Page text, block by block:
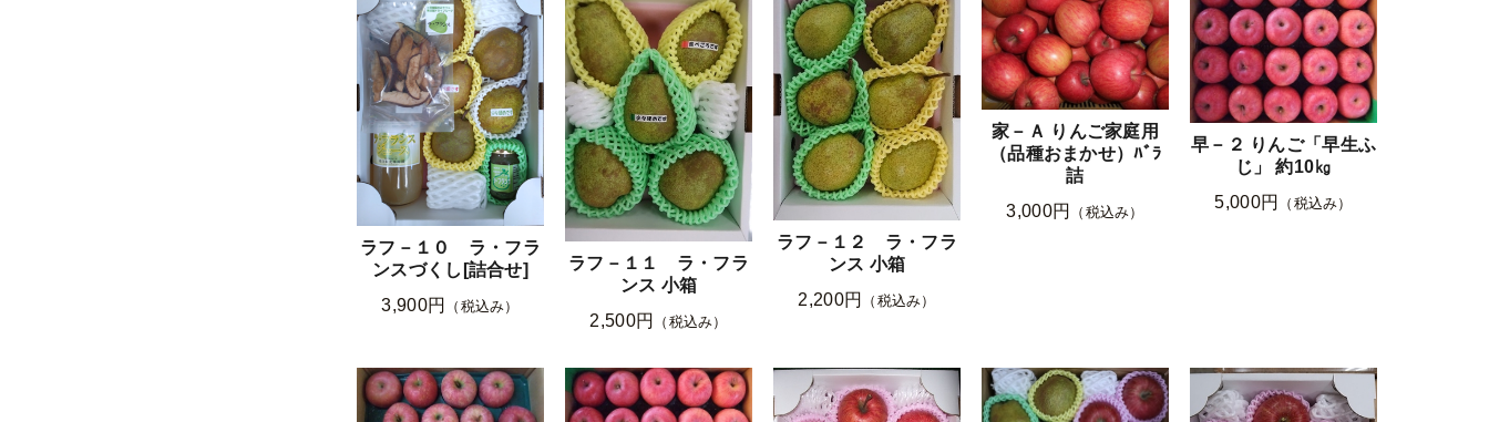
ラフ－１０ ラ・フラ
ンスづくし[詰合せ]
3,900円
（税込み）
ラフ－１１ ラ・フラ
ンス 小箱
2,500円
（税込み）
ラフ－１２ ラ・フラ
ンス 小箱
2,200円
（税込み）
家－Ａ りんご家庭用
（品種おまかせ）ﾊﾞﾗ
詰
3,000円
（税込み）
早－２ りんご「早生ふ
じ」 約10㎏
5,000円
（税込み）